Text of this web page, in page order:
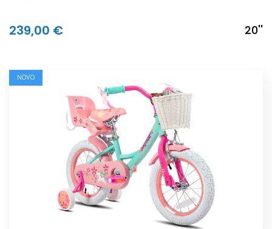
239,00 € 20''
NOVO